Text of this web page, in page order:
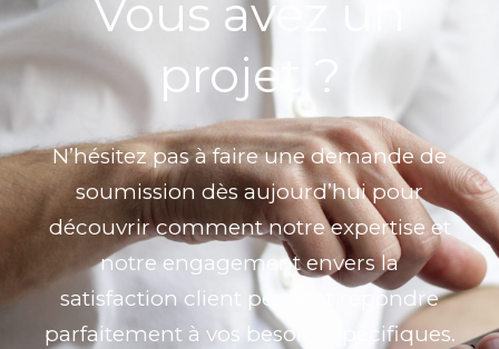
Vous avez un
projet ?
N’hésitez pas à faire une demande de
soumission dès aujourd’hui pour
découvrir comment notre expertise et
notre engagement envers la
satisfaction client peuvent répondre
parfaitement à vos besoins spécifiques.